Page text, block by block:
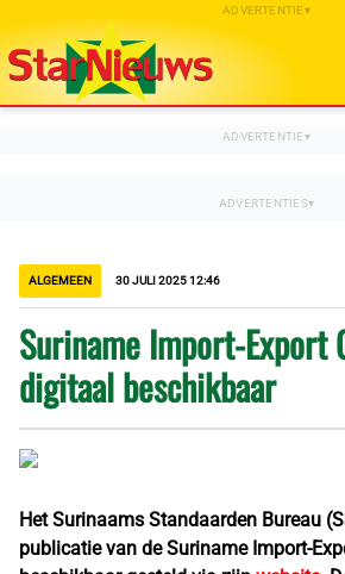
ALGEMEEN 30 JULI 2025 12:46
Suriname Import-Export
digitaal beschikbaar
Het Surinaams Standaarden Bureau
publicatie van de Suriname Import-